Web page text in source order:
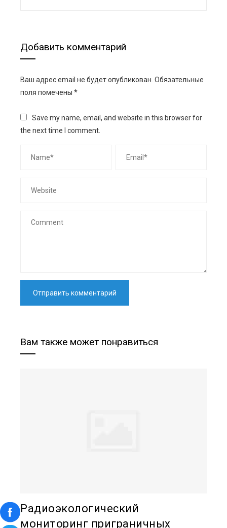
Добавить комментарий
Ваш адрес email не будет опубликован. Обязательные
поля помечены *
Save my name, email, and website in this browser for
the next time I comment.
Вам также может понравиться
Радиоэкологический
мониторинг приграничных